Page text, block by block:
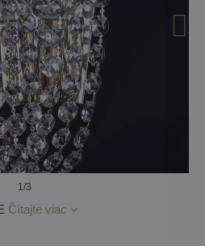
1/3
Čítajte viac